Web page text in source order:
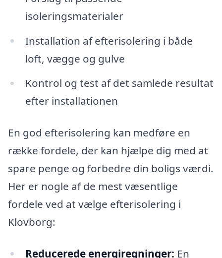
isoleringsmaterialer
Installation af efterisolering i både
loft, vægge og gulve
Kontrol og test af det samlede resultat
efter installationen
En god efterisolering kan medføre en
række fordele, der kan hjælpe dig med at
spare penge og forbedre din boligs værdi.
Her er nogle af de mest væsentlige
fordele ved at vælge efterisolering i
Klovborg:
Reducerede energiregninger: En